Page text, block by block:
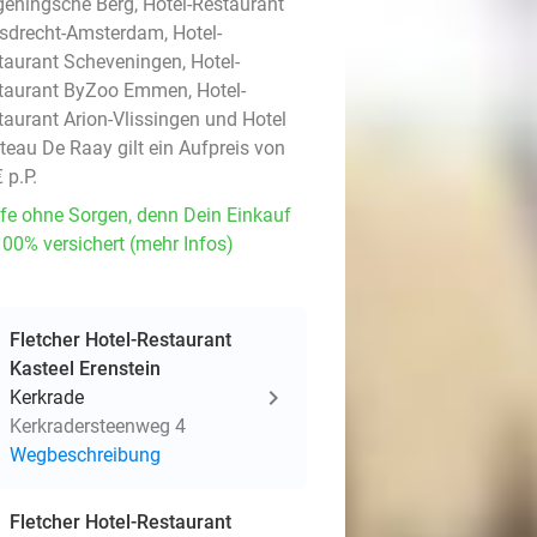
Amsterdam, Hotel-
Scheveningen, Hotel-
ByZoo Emmen, Hotel-
Arion-Vlissingen und Hotel
De Raay gilt ein Aufpreis von
p.P.
ohne Sorgen, denn Dein Einkauf
versichert (mehr Infos)
Fletcher Hotel-Restaurant
Kasteel Erenstein
Kerkrade
Kerkradersteenweg 4
Wegbeschreibung
Fletcher Hotel-Restaurant